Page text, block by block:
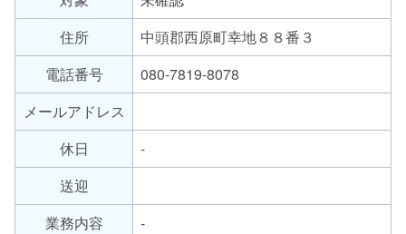
ー
ビ
の
種
続
支
援
B
住所
中頭郡西原町幸地８８番３
電話番号
080-7819-8078
メールアドレス
休日
-
送迎
業務内容
-